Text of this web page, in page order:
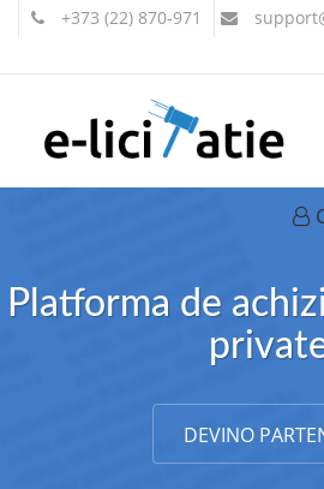
+373 (22) 870-971 support
Platforma de
DEVINO